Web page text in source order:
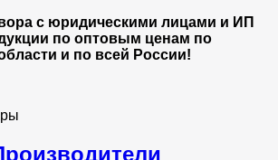
с юридическими лицами и ИП
по оптовым ценам по
и по всей России!